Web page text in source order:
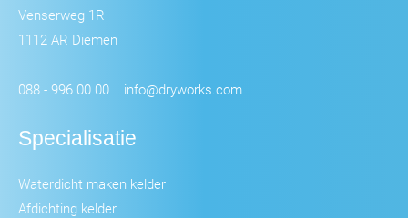
Venserweg 1R
1112 AR Diemen
088 - 996 00 00 info@dryworks.com
Specialisatie
Waterdicht maken kelder
Afdichting kelder